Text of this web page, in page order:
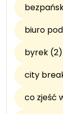
biuro
byrek (2)
city
co zjeść